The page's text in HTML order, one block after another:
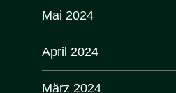
Mai 2024
April 2024
März 2024